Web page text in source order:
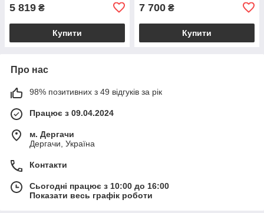
5 819 ₴
Купити
7 700 ₴
Купити
Про нас
98% позитивних з 49 відгуків за рік
Працює з 09.04.2024
м. Дергачи
Дергачи, Україна
Контакти
Сьогодні працює з 10:00 до 16:00
Показати весь графік роботи